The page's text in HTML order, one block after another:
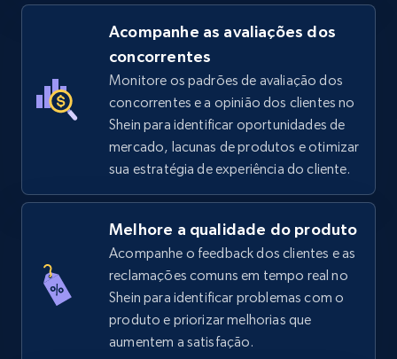
TikTok Shop - category
URL, Title, Available, Description, Currency, Initial
price, Final price, Discount percent, and more.
5.4K+ 668+ Comece agora
TikTok Shop - Collect TikTok shop products
by keywords search
URL, Title, Available, Description, Currency, Initial
price, Final price, Discount percent, and more.
Acompanhe as avaliações dos
concorrentes
Monitore os padrões de avaliação dos
concorrentes e a opinião dos clientes no
Shein para identificar oportunidades de
mercado, lacunas de produtos e otimizar
sua estratégia de experiência do cliente.
Melhore a qualidade do produto
Acompanhe o feedback dos clientes e as
reclamações comuns em tempo real no
Shein para identificar problemas com o
produto e priorizar melhorias que
aumentem a satisfação.